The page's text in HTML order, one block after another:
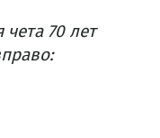
70 лет